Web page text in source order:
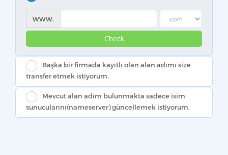
www.
Check
Başka bir firmada kayıtlı olan alan adımı size
transfer etmek istiyorum.
Mevcut alan adım bulunmakta sadece isim
sunucularını(nameserver) güncellemek istiyorum.